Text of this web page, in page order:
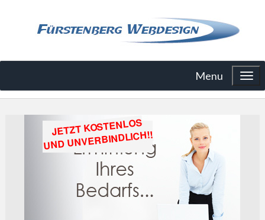
Menu
JETZT KOSTENLOS
UNDUNVERBINDLICH!!